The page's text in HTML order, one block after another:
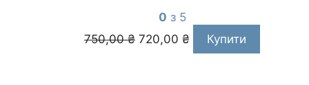
0 з 5
750,00₴
Оригінальна
ціна:
720,00 ₴
Поточна
ціна:
Купити